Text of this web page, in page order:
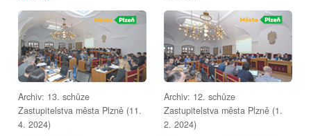
Archiv: 13. schůze
Zastupitelstva města Plzně (11.
4. 2024)
Archiv: 12. schůze
Zastupitelstva města Plzně (1.
2. 2024)